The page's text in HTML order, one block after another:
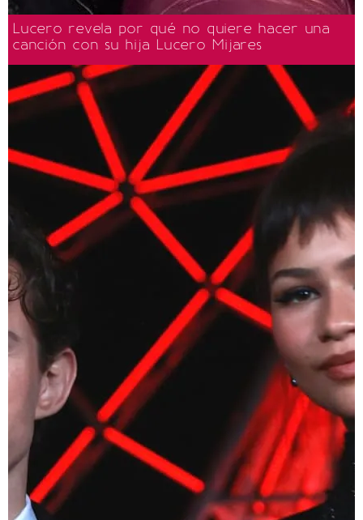
Lucero revela por qué no quiere hacer una
canción con su hija Lucero Mijares